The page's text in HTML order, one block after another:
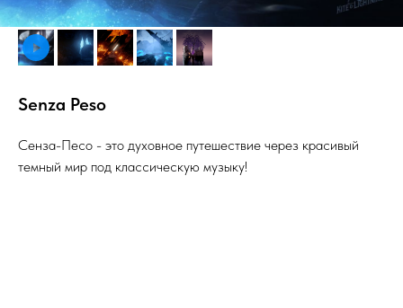
Senza Peso
Сенза-Песо - это духовное путешествие через красивый
темный мир под классическую музыку!